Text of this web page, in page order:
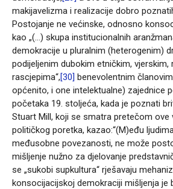
makijavelizma i realizacije dobro
Postojanje ne većinske, odnosno
kao „(…) skupa institucionalnih
demokracije u pluralnim (heterogenim)
podijeljenim dubokim etničkim, vjerskim,
rascjepima“,[30] benevolentnim
općenito, i one intelektualne) zajednice
početaka 19. stoljeća, kada je poznati
Stuart Mill, koji se smatra pretečom
političkog poretka, kazao:“(M)eđu
međusobne povezanosti, ne može
mišljenje nužno za djelovanje
se „sukobi supkultura“ rješavaju
konsocijacijskoj demokraciji mišljenja je